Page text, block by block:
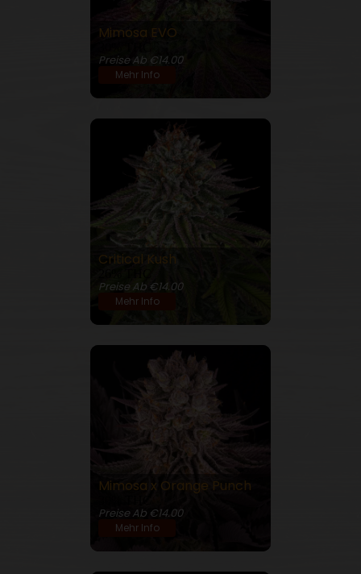
Mimosa EVO
Preise Ab €14.00
Mehr Info
Critical Kush
Preise Ab €14.00
Mehr Info
Mimosa x Orange Punch
Preise Ab €14.00
Mehr Info